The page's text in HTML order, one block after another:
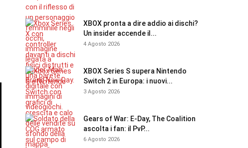
XBOX pronta a dire addio ai dischi?
Un insider accende il...
4 Agosto 2026
XBOX Series S supera Nintendo
Switch 2 in Europa: i nuovi...
3 Agosto 2026
Gears of War: E-Day, The Coalition
ascolta i fan: il PvP...
6 Agosto 2026